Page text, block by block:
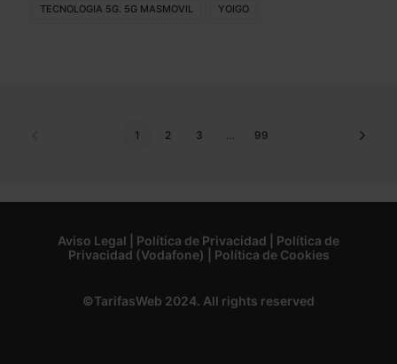
TECNOLOGIA 5G. 5G MASMOVIL YOIGO
1 2 3 99
Aviso Legal Política de Privacidad
Política de
Privacidad (Vodafone)
Política de Cookies
©TarifasWeb 2024. All rights reserved